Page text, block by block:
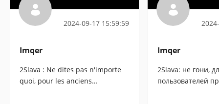
2024-09-17 15:59:59
Imqer
2Slava : Ne dites pas n'importe
quoi, pour les anciens
Imqer
2Slava: не гони,
пользователей